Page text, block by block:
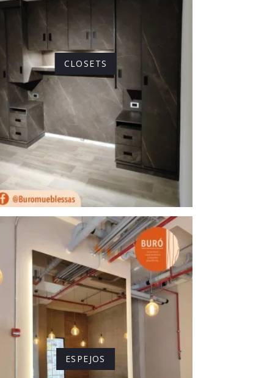
CLOSETS
ESPEJOS